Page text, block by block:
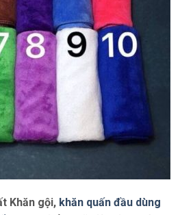
Khăn gội, khăn quấn đầu dùng